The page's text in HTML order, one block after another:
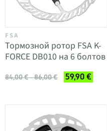
FSA
Тормозной ротор FSA K-
FORCE DB010 на 6 болтов
84,00 € - 86,00 € 59,90 €